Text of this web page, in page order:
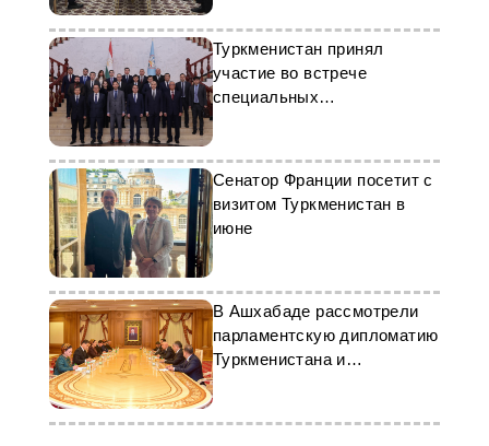
Туркменистан принял
участие во встрече
специальных
представителей по
Афганистану
Сенатор Франции посетит с
визитом Туркменистан в
июне
В Ашхабаде рассмотрели
парламентскую дипломатию
Туркменистана и
Таджикистана